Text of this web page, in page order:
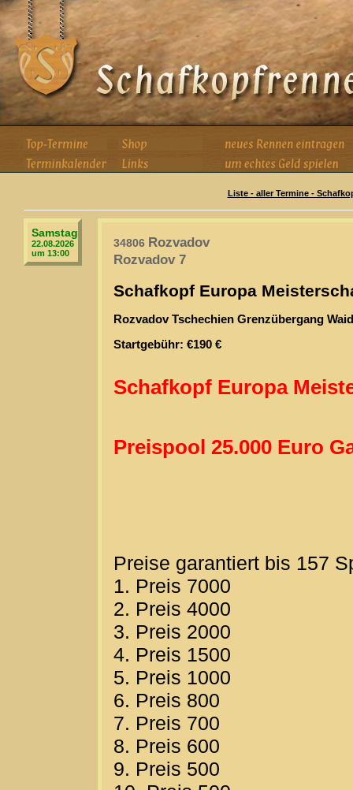
Liste - aller Termine -
Samstag
22.08.2026
um 13:00
34806 Rozvadov
Rozvadov 7
Schafkopf Europa
Rozvadov Tschechien Grenzübergang
Startgebühr: €190 €
Schafkopf Europa
Preispool 25.000 Euro
Preise garantiert bis 157
1. Preis 7000
2. Preis 4000
3. Preis 2000
4. Preis 1500
5. Preis 1000
6. Preis 800
7. Preis 700
8. Preis 600
9. Preis 500